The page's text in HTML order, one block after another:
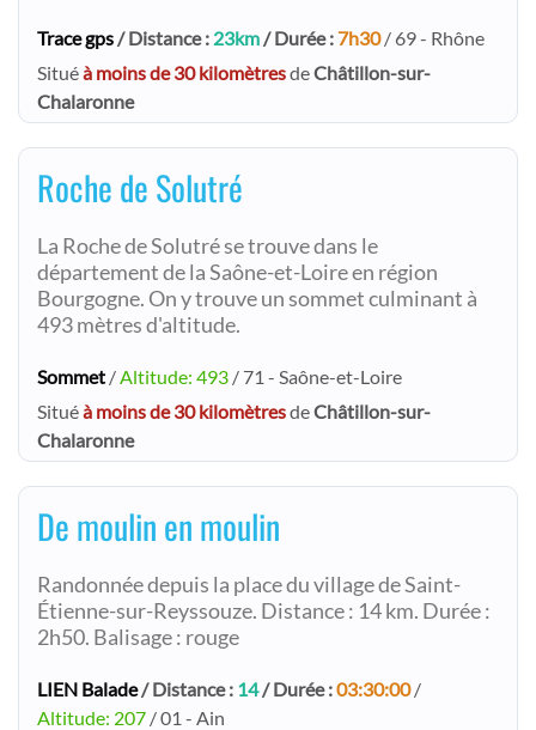
Trace gps/ Distance : 23km/ Durée : 7h30/ 69 - Rhône
Situéà moins de 30 kilomètresdeChâtillon-sur-
Chalaronne
Roche de Solutré
La Roche de Solutré se trouve dans le
département de la Saône-et-Loire en région
Bourgogne. On y trouve un sommet culminant à
493 mètres d'altitude.
Sommet /Altitude: 493 / 71 - Saône-et-Loire
Situéà moins de 30 kilomètresdeChâtillon-sur-
Chalaronne
De moulin en moulin
Randonnée depuis la place du village de Saint-
Étienne-sur-Reyssouze. Distance : 14 km. Durée :
2h50. Balisage : rouge
LIEN Balade/ Distance : 14/ Durée :03:30:00/
Altitude: 207 / 01 - Ain